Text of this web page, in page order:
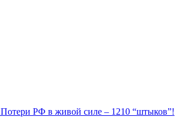
РФ в живой силе – 1210 “штыков”!